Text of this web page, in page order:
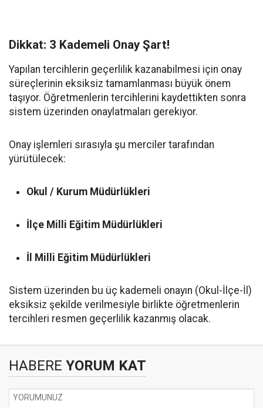
Dikkat: 3 Kademeli Onay Şart!
Yapılan tercihlerin geçerlilik kazanabilmesi için onay
süreçlerinin eksiksiz tamamlanması büyük önem
taşıyor. Öğretmenlerin tercihlerini kaydettikten sonra
sistem üzerinden onaylatmaları gerekiyor.
Onay işlemleri sırasıyla şu merciler tarafından
yürütülecek:
Okul / Kurum Müdürlükleri
İlçe Milli Eğitim Müdürlükleri
İl Milli Eğitim Müdürlükleri
Sistem üzerinden bu üç kademeli onayın (Okul-İlçe-İl)
eksiksiz şekilde verilmesiyle birlikte öğretmenlerin
tercihleri resmen geçerlilik kazanmış olacak.
HABERE YORUM KAT